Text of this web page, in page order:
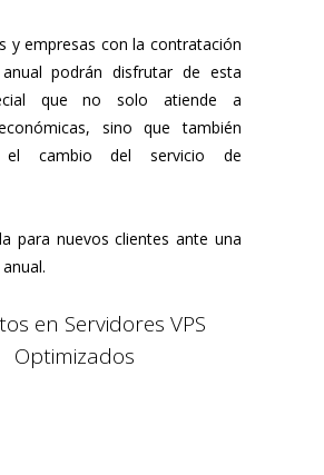
y empresas con la contratación
podrán disfrutar de esta
que no solo atiende a
sino que también
el cambio del servicio de
para nuevos clientes ante una
en Servidores VPS
Optimizados